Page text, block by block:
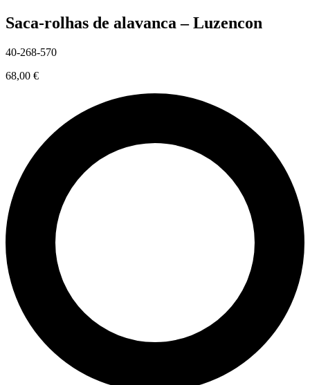
Saca-rolhas de alavanca – Luzencon
40-268-570
68,00 €